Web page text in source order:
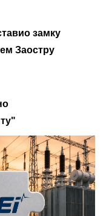
замку
Заостру